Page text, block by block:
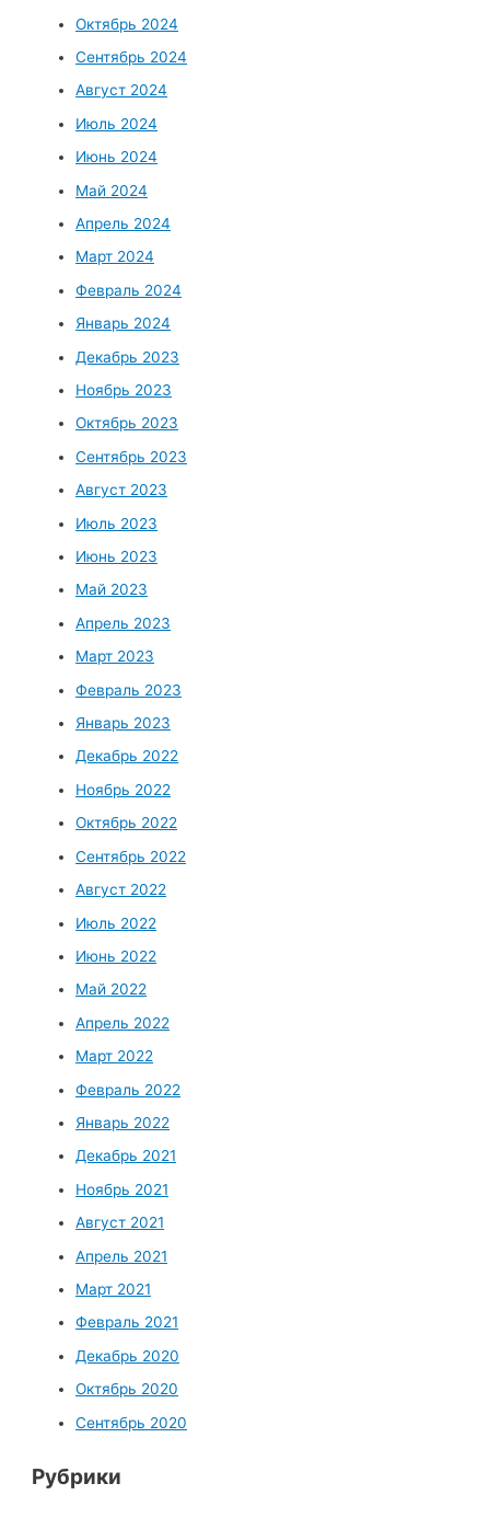
Октябрь 2024
Сентябрь 2024
Август 2024
Июль 2024
Июнь 2024
Май 2024
Апрель 2024
Март 2024
Февраль 2024
Январь 2024
Декабрь 2023
Ноябрь 2023
Октябрь 2023
Сентябрь 2023
Август 2023
Июль 2023
Июнь 2023
Май 2023
Апрель 2023
Март 2023
Февраль 2023
Январь 2023
Декабрь 2022
Ноябрь 2022
Октябрь 2022
Сентябрь 2022
Август 2022
Июль 2022
Июнь 2022
Май 2022
Апрель 2022
Март 2022
Февраль 2022
Январь 2022
Декабрь 2021
Ноябрь 2021
Август 2021
Апрель 2021
Март 2021
Февраль 2021
Декабрь 2020
Октябрь 2020
Сентябрь 2020
Рубрики